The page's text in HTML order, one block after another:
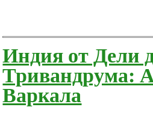
Индия от Дели
Тривандрума:
Варкала